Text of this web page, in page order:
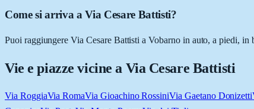
Come si arriva a Via Cesare Battisti?
Puoi raggiungere Via Cesare Battisti a Vobarno in auto, a piedi,
Vie e piazze vicine a Via Cesare Battisti
Via RoggiaVia RomaVia Gioachino RossiniVia Gaetano Donizetti